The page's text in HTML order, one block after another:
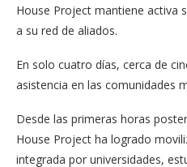
House Project mantiene activa
a su red de aliados.
En solo cuatro días, cerca de
asistencia en las comunidades
Desde las primeras horas
House Project ha logrado
integrada por universidades,